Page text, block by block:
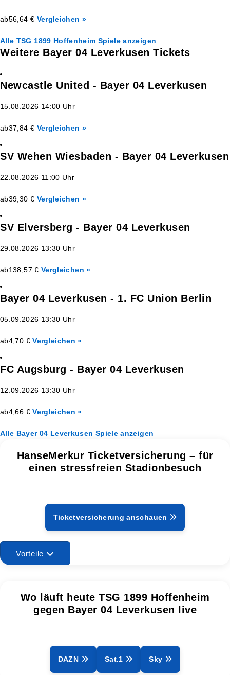
ab56,64 € Vergleichen »
Alle TSG 1899 Hoffenheim Spiele anzeigen
Weitere Bayer 04 Leverkusen Tickets
Newcastle United - Bayer 04 Leverkusen
15.08.2026 14:00 Uhr
ab37,84 € Vergleichen »
SV Wehen Wiesbaden - Bayer 04 Leverkusen
22.08.2026 11:00 Uhr
ab39,30 € Vergleichen »
SV Elversberg - Bayer 04 Leverkusen
29.08.2026 13:30 Uhr
ab138,57 € Vergleichen »
Bayer 04 Leverkusen - 1. FC Union Berlin
05.09.2026 13:30 Uhr
ab4,70 €Vergleichen »
FC Augsburg - Bayer 04 Leverkusen
12.09.2026 13:30 Uhr
ab4,66 €Vergleichen »
Alle Bayer 04 Leverkusen Spiele anzeigen
HanseMerkur Ticketversicherung – für
einen stressfreien Stadionbesuch
Ticketversicherung anschauen
Vorteile
Wo läuft heute TSG 1899 Hoffenheim
gegen Bayer 04 Leverkusen live
DAZN Sat.1 Sky